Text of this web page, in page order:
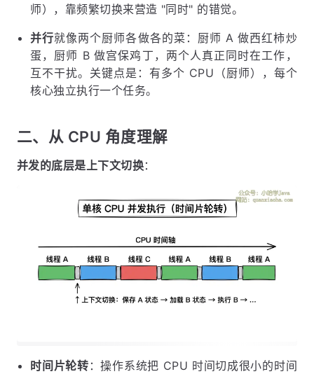
师），靠频繁切换来营造 "同时" 的错觉。
并行就像两个厨师各做各的菜：厨师 A 做西红柿炒
蛋，厨师 B 做宫保鸡丁，两个人真正同时在工作，
互不干扰。关键点是：有多个 CPU（厨师），每个
核心独立执行一个任务。
二、从 CPU 角度理解
并发的底层是上下文切换：
时间片轮转 ：操作系统把 CPU 时间切成很小的时间